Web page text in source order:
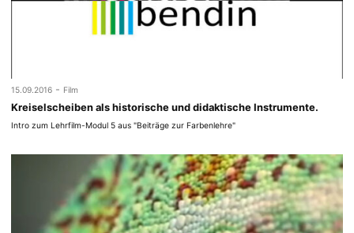
15.09.2016 - Film
Kreiselscheiben als historische und didaktische Instrumente.
Intro zum Lehrfilm-Modul 5 aus "Beiträge zur Farbenlehre"